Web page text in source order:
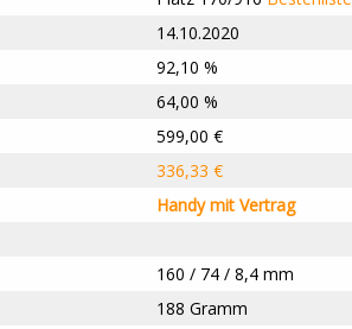
14.10.2020
92,10 %
64,00 %
599,00 €
336,33 €
Handy mit Vertrag
160 / 74 / 8,4 mm
188 Gramm